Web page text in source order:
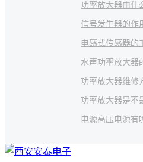
功率放大器由什
信号发生器的作
电感式传感器的
水声功率放大器
功率放大器维修
功率放大器是不
电源高压电源有